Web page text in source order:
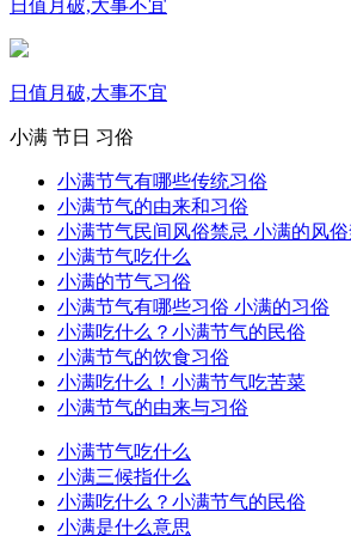
日值月破,大事不宜
日值月破,大事不宜
小满 节日 习俗
小满节气有哪些传统习俗
小满节气的由来和习俗
小满节气民间风俗禁忌 小满的风
小满节气吃什么
小满的节气习俗
小满节气有哪些习俗 小满的习俗
小满吃什么？小满节气的民俗
小满节气的饮食习俗
小满吃什么！小满节气吃苦菜
小满节气的由来与习俗
小满节气吃什么
小满三候指什么
小满吃什么？小满节气的民俗
小满是什么意思